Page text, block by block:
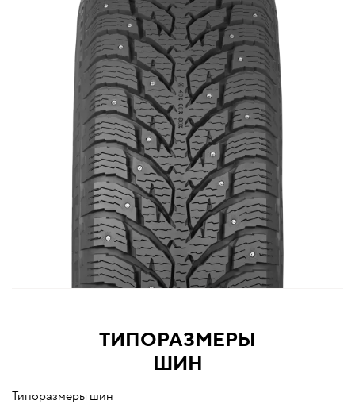
ТИПОРАЗМЕРЫ
ШИН
Типоразмеры шин